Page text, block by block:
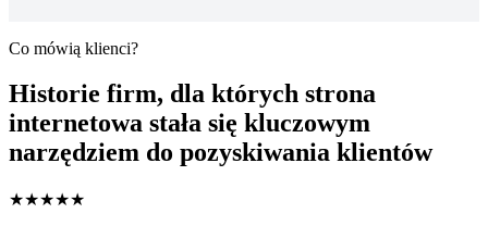
Co mówią klienci?
Historie firm, dla których strona
internetowa stała się kluczowym
narzędziem do pozyskiwania klientów
★★★★★